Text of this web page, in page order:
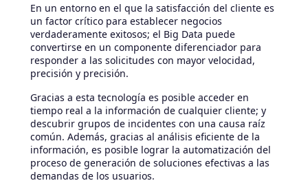
En un entorno en el que la satisfacción del cliente es
un factor crítico para establecer negocios
verdaderamente exitosos; el Big Data puede
convertirse en un componente diferenciador para
responder a las solicitudes con mayor velocidad,
precisión y precisión.
Gracias a esta tecnología es posible acceder en
tiempo real a la información de cualquier cliente; y
descubrir grupos de incidentes con una causa raíz
común. Además, gracias al análisis eficiente de la
información, es posible lograr la automatización del
proceso de generación de soluciones efectivas a las
demandas de los usuarios.